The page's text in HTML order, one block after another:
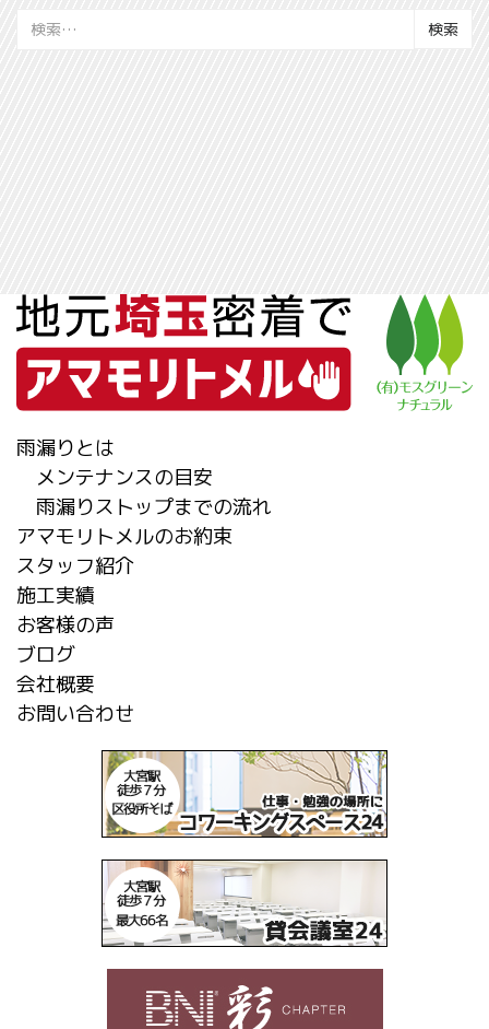
検
雨漏りとは
メンテナンスの目安
雨漏りストップまでの流れ
アマモリトメルのお約束
スタッフ紹介
施工実績
お客様の声
ブログ
会社概要
お問い合わせ